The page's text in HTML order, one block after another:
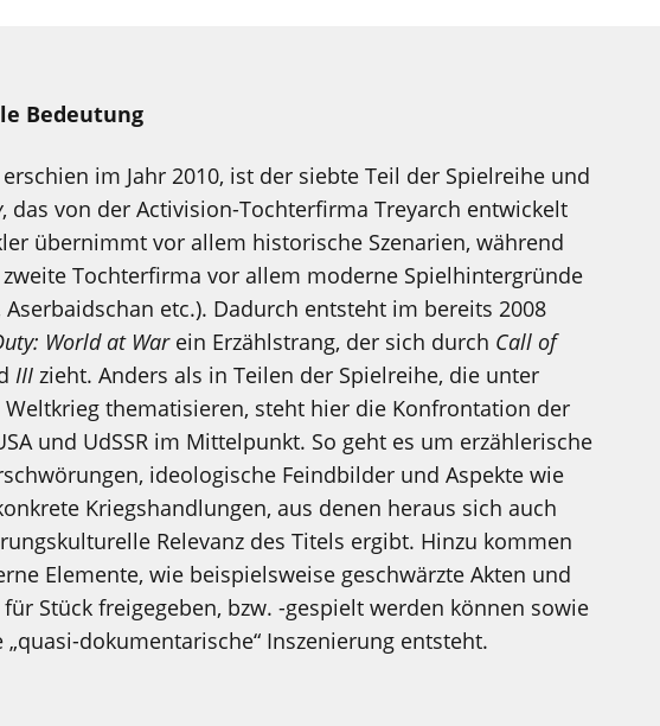
Bedeutung
im Jahr 2010, ist der siebte Teil der Spielreihe und
, das von der Activision-Tochterfirma Treyarch entwickelt
übernimmt vor allem historische Szenarien, während
Tochterfirma vor allem moderne Spielhintergründe
etc.). Dadurch entsteht im bereits 2008
World at Warein Erzählstrang, der sich durch Call of
IIIzieht. Anders als in Teilen der Spielreihe, die unter
thematisieren, steht hier die Konfrontation der
und UdSSR im Mittelpunkt. So geht es um erzählerische
ideologische Feindbilder und Aspekte wie
Kriegshandlungen, aus denen heraus sich auch
Relevanz des Titels ergibt. Hinzu kommen
Elemente, wie beispielsweise geschwärzte Akten und
Stück freigegeben, bzw. -gespielt werden können sowie
dokumentarische“ Inszenierung entsteht.